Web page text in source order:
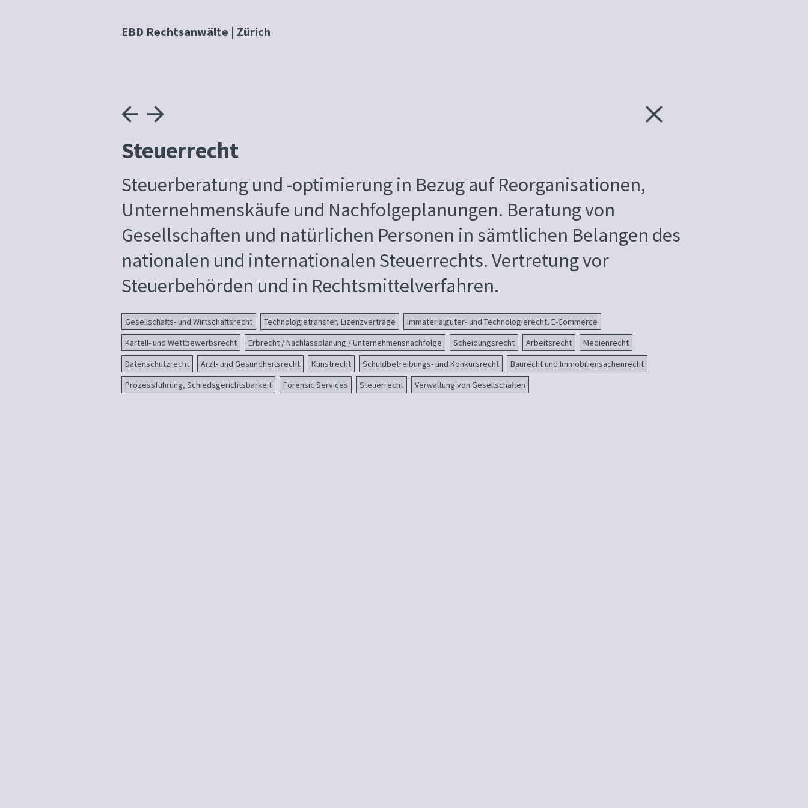
EBD Rechtsanwälte | Zürich
Steuerrecht
Steuerberatung und -optimierung in Bezug auf Reorganisationen,
Unternehmenskäufe und Nachfolgeplanungen. Beratung von
Gesellschaften und natürlichen Personen in sämtlichen Belangen des
nationalen und internationalen Steuerrechts. Vertretung vor
Steuerbehörden und in Rechtsmittelverfahren.
Gesellschafts- und Wirtschaftsrecht Technologietransfer, Lizenzverträge
Immaterialgüter- und Technologierecht, E-Commerce
Kartell- und Wettbewerbsrecht
Erbrecht / Nachlassplanung / Unternehmensnachfolge Scheidungsrecht Arbeitsrecht
Medienrecht
Datenschutzrecht
Arzt- und Gesundheitsrecht Kunstrecht Schuldbetreibungs- und Konkursrecht
Baurecht und Immobiliensachenrecht
Prozessführung, Schiedsgerichtsbarkeit
Forensic Services Steuerrecht Verwaltung von Gesellschaften